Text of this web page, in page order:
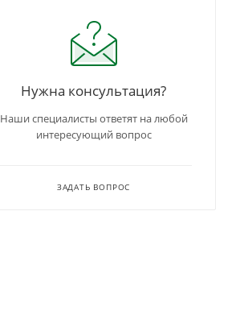
Нужна консультация?
Наши специалисты ответят на любой
интересующий вопрос
ЗАДАТЬ ВОПРОС